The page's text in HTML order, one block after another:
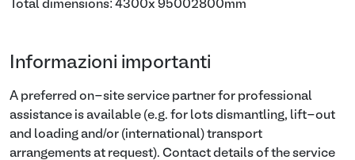
Total dimensions: 4300x 95002800mm
Informazioni importanti
A preferred on-site service partner for professional
assistance is available (e.g. for lots dismantling, lift-out
and loading and/or (international) transport
arrangements at request). Contact details of the service